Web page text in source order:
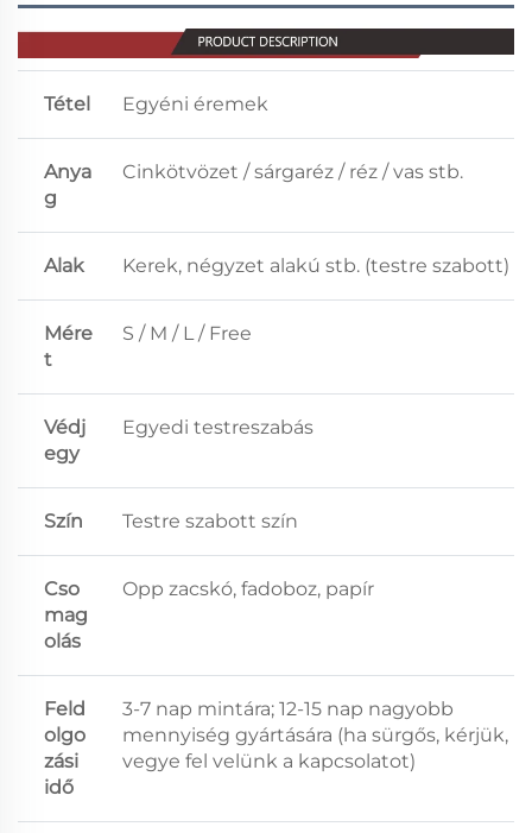
Tétel Egyéni éremek
Anya
g
Cinkötvözet / sárgaréz / réz / vas stb.
Alak Kerek, négyzet alakú stb. (testre szabott)
Mére
t
S / M / L / Free
Védj
egy
Egyedi testreszabás
Szín Testre szabott szín
Cso
mag
olás
Opp zacskó, fadoboz, papír
Feld
olgo
zási
idő
3-7 nap mintára; 12-15 nap nagyobb
mennyiség gyártására (ha sürgős, kérjük,
vegye fel velünk a kapcsolatot)